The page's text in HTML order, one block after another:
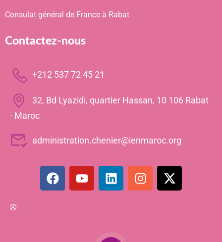
Consulat général de France à Rabat
Contactez-nous
+212 537 72 45 21
32, Bd Lyazidi, quartier Hassan, 10 106 Rabat
- Maroc
administration.chenier@ienmaroc.org